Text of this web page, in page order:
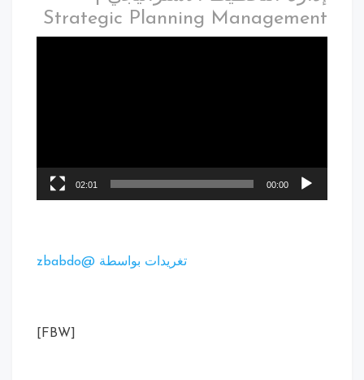
Strategic Planning Management
00:00
تغريدات بواسطة @zbabdo